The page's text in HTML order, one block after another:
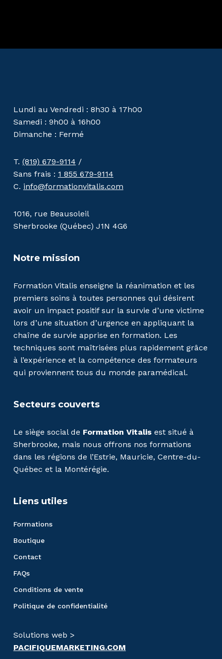
Lundi au Vendredi : 8h30 à 17h00
Samedi : 9h00 à 16h00
Dimanche : Fermé
T. (819) 679-9114 /
Sans frais : 1 855 679-9114
C. info@formationvitalis.com
1016, rue Beausoleil
Sherbrooke (Québec) J1N 4G6
Notre mission
Formation Vitalis enseigne la réanimation et les
premiers soins à toutes personnes qui désirent
avoir un impact positif sur la survie d’une victime
lors d’une situation d’urgence en appliquant la
chaîne de survie apprise en formation. Les
techniques sont maîtrisées plus rapidement grâce
à l’expérience et la compétence des formateurs
qui proviennent tous du monde paramédical.
Secteurs couverts
Le siège social de Formation Vitalisest situé à
Sherbrooke, mais nous offrons nos formations
dans les régions de l’Estrie, Mauricie, Centre-du-
Québec et la Montérégie.
Liens utiles
Formations
Boutique
Contact
FAQs
Conditions de vente
Politique de confidentialité
Solutions web >
PACIFIQUEMARKETING.COM